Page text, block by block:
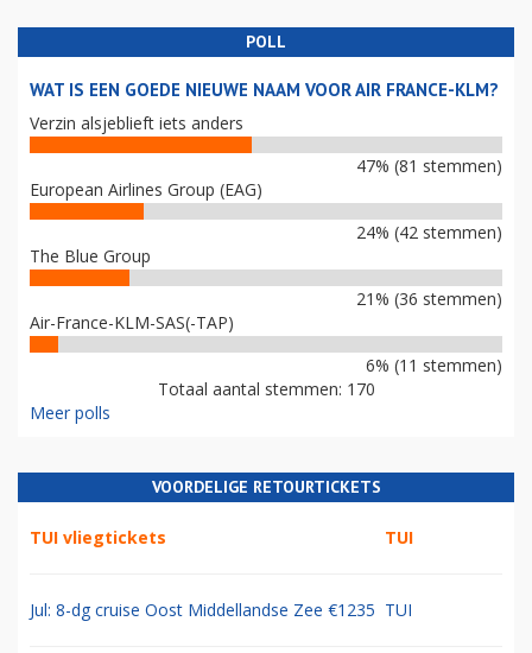
POLL
WAT IS EEN GOEDE NIEUWE NAAM VOOR AIR FRANCE-KLM?
Verzin alsjeblieft iets anders
47% (81 stemmen)
European Airlines Group (EAG)
24% (42 stemmen)
The Blue Group
21% (36 stemmen)
Air-France-KLM-SAS(-TAP)
6% (11 stemmen)
Totaal aantal stemmen: 170
Meer polls
VOORDELIGE RETOURTICKETS
TUI vliegtickets TUI
Jul: 8-dg cruise Oost Middellandse Zee €1235 TUI